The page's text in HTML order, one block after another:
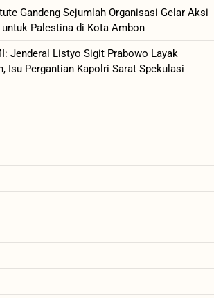
Gandeng Sejumlah Organisasi Gelar Aksi
untuk Palestina di Kota Ambon
Jenderal Listyo Sigit Prabowo Layak
Isu Pergantian Kapolri Sarat Spekulasi